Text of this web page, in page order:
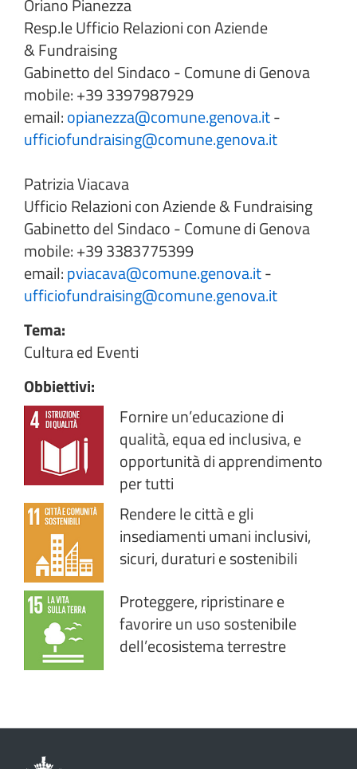
Oriano Pianezza
Resp.le Ufficio Relazioni con Aziende
& Fundraising
Gabinetto del Sindaco - Comune di Genova
mobile: +39 3397987929
email:opianezza@comune.genova.it-
ufficiofundraising@comune.genova.it
Patrizia Viacava
Ufficio Relazioni con Aziende & Fundraising
Gabinetto del Sindaco - Comune di Genova
mobile: +39 3383775399
email:pviacava@comune.genova.it-
ufficiofundraising@comune.genova.it
Tema:
Cultura ed Eventi
Obbiettivi:
Fornire un’educazione di
qualità, equa ed inclusiva, e
opportunità di apprendimento
per tutti
Rendere le città e gli
insediamenti umani inclusivi,
sicuri, duraturi e sostenibili
Proteggere, ripristinare e
favorire un uso sostenibile
dell’ecosistema terrestre